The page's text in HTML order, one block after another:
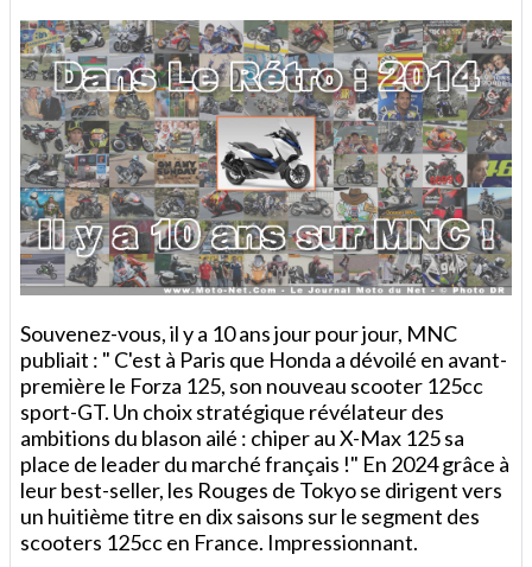
Souvenez-vous, il y a 10 ans jour pour jour, MNC
publiait : " C'est à Paris que Honda a dévoilé en avant-
première le Forza 125, son nouveau scooter 125cc
sport-GT. Un choix stratégique révélateur des
ambitions du blason ailé : chiper au X-Max 125 sa
place de leader du marché français !" En 2024 grâce à
leur best-seller, les Rouges de Tokyo se dirigent vers
un huitième titre en dix saisons sur le segment des
scooters 125cc en France. Impressionnant.